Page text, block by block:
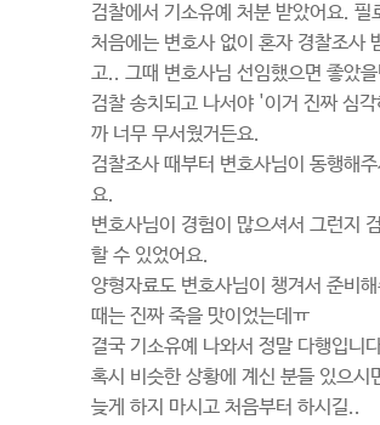
검찰에서 기소유예 처분 받았어요.
처음에는 변호사 없이 혼자 경찰조사
고.. 그때 변호사님 선임했으면 좋았
검찰 송치되고 나서야 '이거 진짜 심
까 너무 무서웠거든요.
검찰조사 때부터 변호사님이 동행해
요.
변호사님이 경험이 많으셔서 그런지
할 수 있었어요.
양형자료도 변호사님이 챙겨서 준비
때는 진짜 죽을 맛이었는데ㅠ
결국 기소유예 나와서 정말 다행입니
혹시 비슷한 상황에 계신 분들 있으
늦게 하지 마시고 처음부터 하시길..